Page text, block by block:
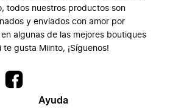
todos nuestros productos son
y enviados con amor por
algunas de las mejores boutiques
gusta Miinto, ¡Síguenos!
Ayuda